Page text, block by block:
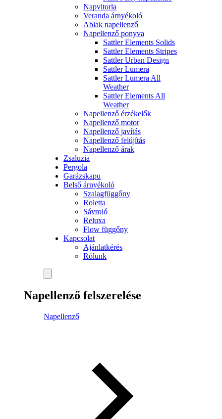
Napvitorla
Veranda árnyékoló
Ablak napellenző
Napellenző ponyva
Sattler Elements Solids
Sattler Elements Stripes
Sattler Urban Design
Sattler Lumera
Sattler Lumera All
Weather
Sattler Elements All
Weather
Napellenző érzékelők
Napellenző motor
Napellenző javítás
Napellenző felújítás
Napellenző árak
Zsaluzia
Pergola
Garázskapu
Belső árnyékoló
Szalagfüggőny
Roletta
Sávroló
Reluxa
Flow függőny
Kapcsolat
Ajánlatkérés
Rólunk
Napellenző felszerelése
Napellenző